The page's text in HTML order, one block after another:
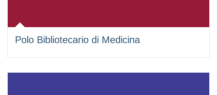
Polo Bibliotecario di Medicina